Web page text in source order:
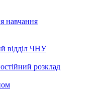
навчання
відділ ЧНУ
розклад